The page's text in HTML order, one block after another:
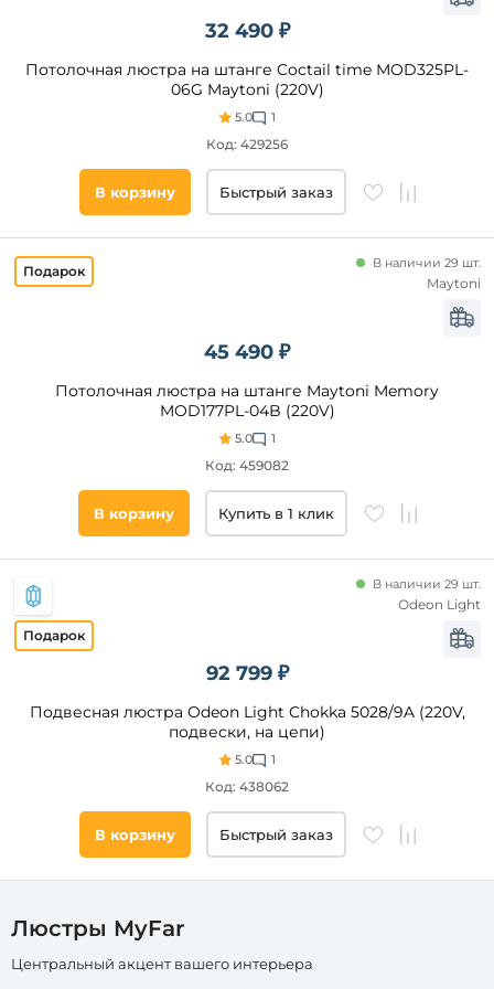
тегов
товара
шарики
листья
подсвечник
кольцо
каскадные
цветы
Количество
плафонов и
абажуров,
32 490 ₽
Потолочная люстра на штанге Coctail time MOD325PL-
06G Maytoni (220V)
5.0 1
Код: 429256
В корзину Быстрый заказ
45 490 ₽
Потолочная люстра на штанге Maytoni Memory
MOD177PL-04B (220V)
5.0 1
В наличии 29 шт.
Код: 459082
Maytoni
В корзину Купить в 1 клик
92 799 ₽
Подвесная люстра Odeon Light Chokka 5028/9A (220V,
подвески, на цепи)
5.0 1
В наличии 29 шт.
Код: 438062
Odeon Light
В корзину Быстрый заказ
Люстры MyFar
Центральный акцент вашего интерьера